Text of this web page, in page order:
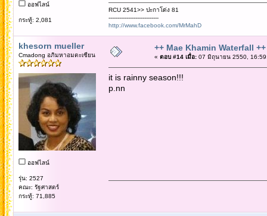
ออฟไลน์
กระทู้: 2,081
RCU 2541>> ปะกาโด่ง 81
----------------------------
http://www.facebook.com/MrMahD
khesorn mueller
Cmadong อภิมหาอมตะเซียน
ออฟไลน์
รุ่น: 2527
คณะ: รัฐศาสตร์
กระทู้: 71,885
++ Mae Khamin Waterfall ++
« ตอบ #14 เมื่อ:07 มิถุนายน 2550,
it is rainny season!!!
p.nn